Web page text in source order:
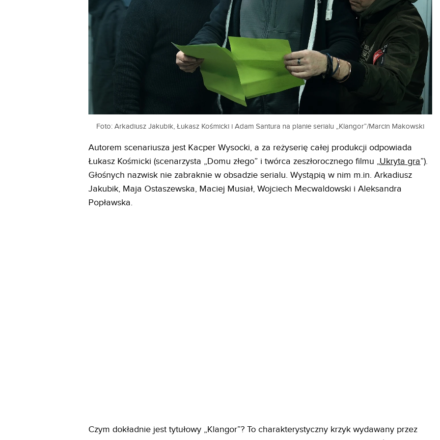
Foto: Arkadiusz Jakubik, Łukasz Kośmicki i Adam Santura na planie serialu „Klangor”/Marcin Makowski
Autorem scenariusza jest Kacper Wysocki, a za reżyserię całej produkcji odpowiada
Łukasz Kośmicki (scenarzysta „Domu złego” i twórca zeszłorocznego filmu „Ukryta gra”).
Głośnych nazwisk nie zabraknie w obsadzie serialu. Wystąpią w nim m.in. Arkadiusz
Jakubik, Maja Ostaszewska, Maciej Musiał, Wojciech Mecwaldowski i Aleksandra
Popławska.
Czym dokładnie jest tytułowy „Klangor”? To charakterystyczny krzyk wydawany przez